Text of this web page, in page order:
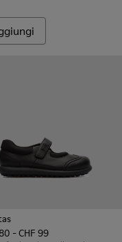
bambini in pelle nera
multicolor in pelle
- Ballerine nere in
- CHF 99